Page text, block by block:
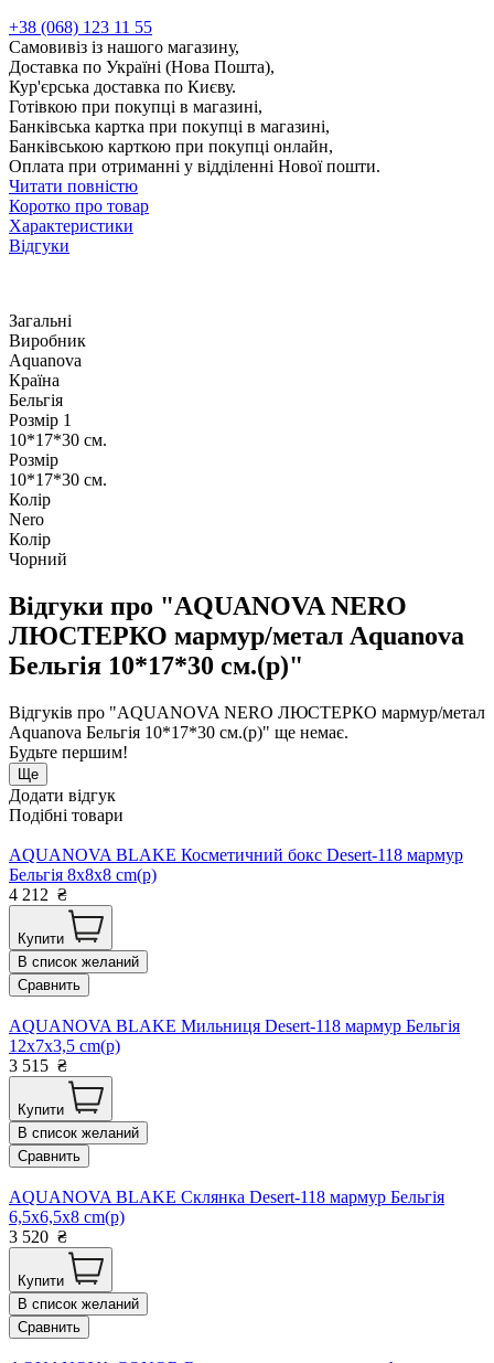
+38 (068) 123 11 55
Самовивіз із нашого магазину,
Доставка по Україні (Нова Пошта),
Кур'єрська доставка по Києву.
Готівкою при покупці в магазині,
Банківська картка при покупці в магазині,
Банківською карткою при покупці онлайн,
Оплата при отриманні у відділенні Нової пошти.
Читати повністю
Коротко про товар
Характеристики
Відгуки
Загальні
Виробник
Aquanova
Країна
Бельгія
Розмір 1
10*17*30 см.
Розмір
10*17*30 см.
Колір
Nero
Колір
Чорний
Відгуки про "AQUANOVA NERO
ЛЮСТЕРКО мармур/метал Aquanova
Бельгія 10*17*30 см.(р)"
Відгуків про "AQUANOVA NERO ЛЮСТЕРКО мармур/метал
Aquanova Бельгія 10*17*30 см.(р)" ще немає.
Будьте першим!
Ще
Додати відгук
Подібні товари
AQUANOVA BLAKE Косметичний бокс Desert-118 мармур
Бельгія 8x8x8 cm(р)
4 212 ₴
Купити
В список желаний
Сравнить
AQUANOVA BLAKE Мильниця Desert-118 мармур Бельгія
12x7x3,5 cm(р)
3 515 ₴
Купити
В список желаний
Сравнить
AQUANOVA BLAKE Склянка Desert-118 мармур Бельгія
6,5x6,5x8 cm(р)
3 520 ₴
Купити
В список желаний
Сравнить